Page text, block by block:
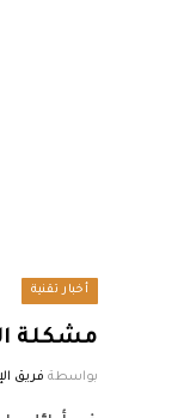
أخبار تقنية
مشكلة
بواسطة فريق